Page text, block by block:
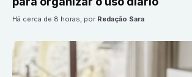
há cerca de 8 horas, por Redação Sara